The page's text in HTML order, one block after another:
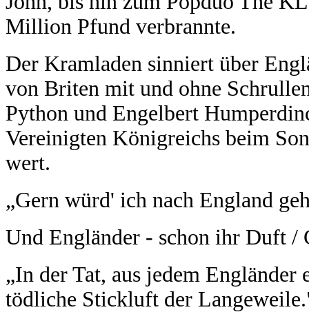
Million Pfund verbrannte.
Der Kramladen sinniert über
von Briten mit und ohne
Python und Engelbert
Vereinigten Königreichs beim
wert.
„Gern würd' ich nach England
Und Engländer - schon ihr Duft /
„In der Tat, aus jedem
tödliche Stickluft der